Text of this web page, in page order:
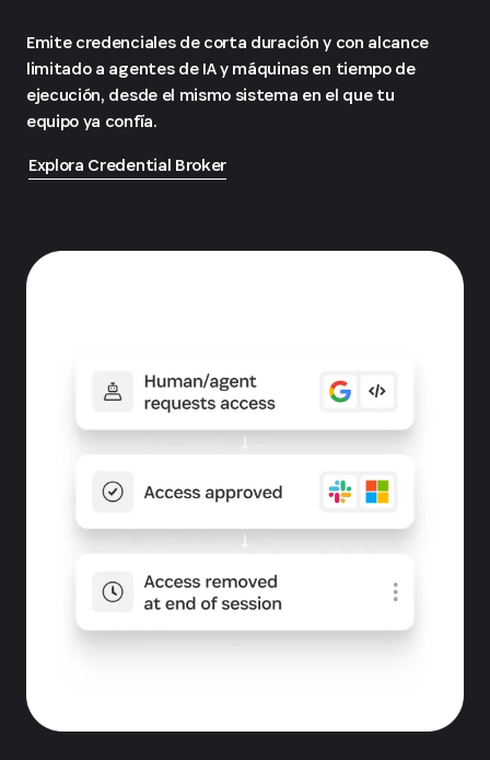
Emite credenciales de corta duración y con alcance
limitado a agentes de IA y máquinas en tiempo de
ejecución, desde el mismo sistema en el que tu
equipo ya confía.
Explora Credential Broker